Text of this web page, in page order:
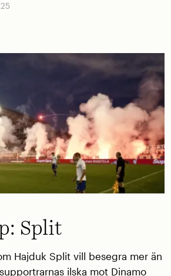
Split
Hajduk Split vill besegra mer än
ilska mot Dinamo